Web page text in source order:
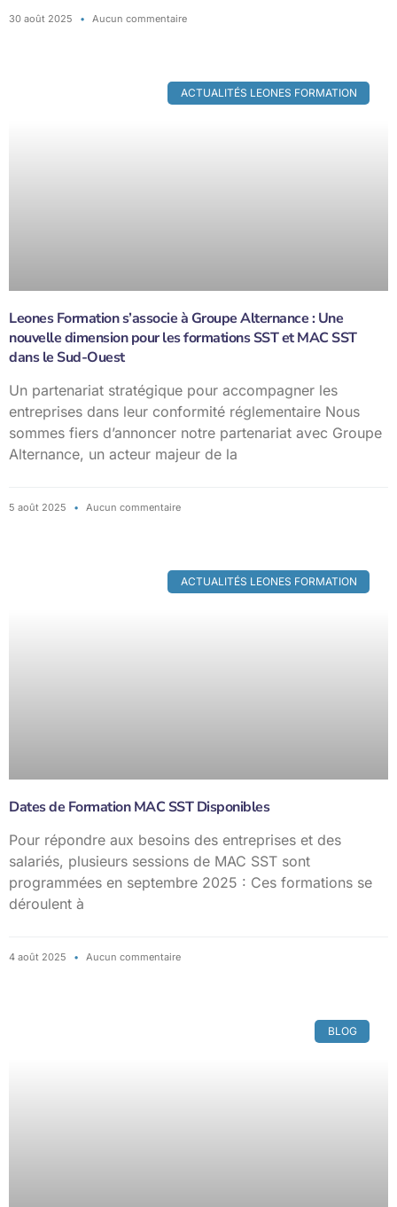
30 août 2025 Aucun commentaire
ACTUALITÉS LEONES FORMATION
Leones Formation s’associe à Groupe Alternance : Une
nouvelle dimension pour les formations SST et MAC SST
dans le Sud-Ouest
Un partenariat stratégique pour accompagner les
entreprises dans leur conformité réglementaire Nous
sommes fiers d’annoncer notre partenariat avec Groupe
Alternance, un acteur majeur de la
5 août 2025 Aucun commentaire
ACTUALITÉS LEONES FORMATION
Dates de Formation MAC SST Disponibles
Pour répondre aux besoins des entreprises et des
salariés, plusieurs sessions de MAC SST sont
programmées en septembre 2025 : Ces formations se
déroulent à
4 août 2025 Aucun commentaire
BLOG